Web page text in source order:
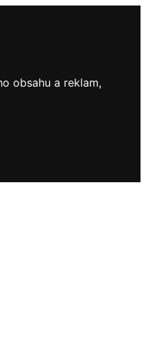
obsahu a reklam,